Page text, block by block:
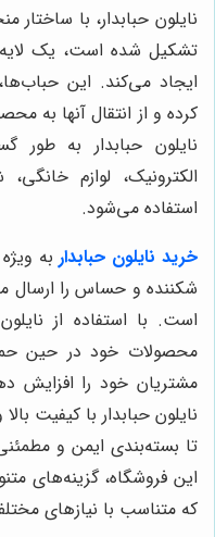
نایلون حبابدار، با
تشکیل شده است، یک لایه
ایجاد می‌کند. این
کرده و از انتقال آنها به
نایلون حبابدار به طور
الکترونیک، لوازم
استفاده می‌شود.
خرید نایلون حبابداربه
شکننده و حساس را ارسال
است. با استفاده از
محصولات خود در حین
مشتریان خود را افزایش
نایلون حبابدار با کیفیت
تا بسته‌بندی ایمن و
این فروشگاه، گزینه‌های
که متناسب با نیازهای